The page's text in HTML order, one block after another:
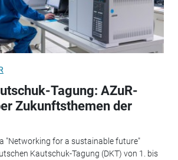
Tagung: AZuR-
Zukunftsthemen der
"Networking for a sustainable future"
Kautschuk-Tagung (DKT) von 1. bis